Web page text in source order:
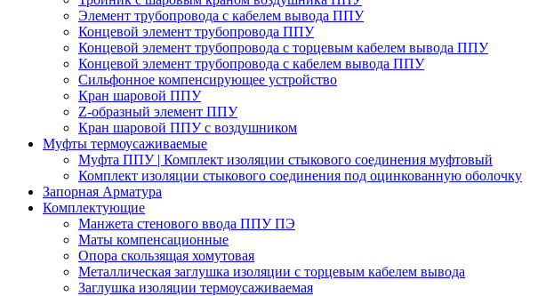
Элемент трубопровода с кабелем вывода ППУ
Концевой элемент трубопровода ППУ
Концевой элемент трубопровода с торцевым кабелем вывода ППУ
Концевой элемент трубопровода с кабелем вывода ППУ
Сильфонное компенсирующее устройство
Кран шаровой ППУ
Z-образный элемент ППУ
Кран шаровой ППУ с воздушником
Муфты термоусаживаемые
Муфта ППУ | Комплект изоляции стыкового соединения муфтовый
Комплект изоляции стыкового соединения под оцинкованную оболочку
Запорная Арматура
Комплектующие
Манжета стенового ввода ППУ ПЭ
Маты компенсационные
Опора скользящая хомутовая
Металлическая заглушка изоляции с торцевым кабелем вывода
Заглушка изоляции термоусаживаемая